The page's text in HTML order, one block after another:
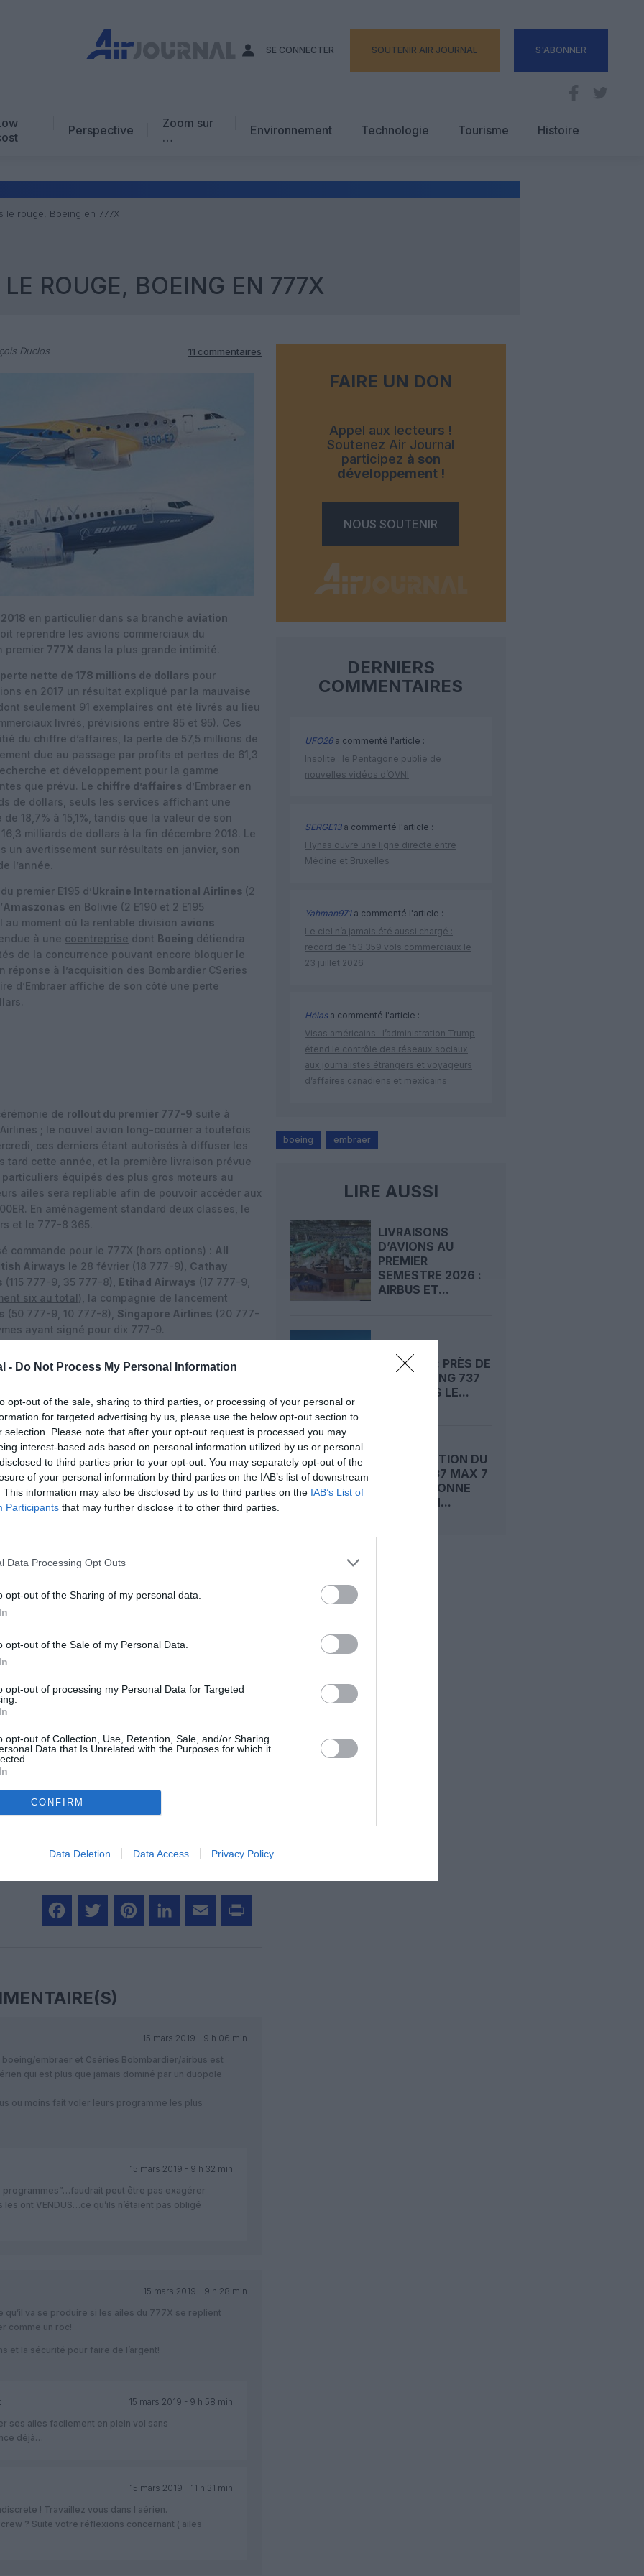
- Do Not Process My Personal Information
opt-out of the sale, sharing to third parties, or processing of your personal or
for targeted advertising by us, please use the below opt-out section to
selection. Please note that after your opt-out request is processed you may
interest-based ads based on personal information utilized by us or personal
to third parties prior to your opt-out. You may separately opt-out of the
of your personal information by third parties on the IAB’s list of downstream
This information may also be disclosed by us to third parties on the IAB’s List of
Participants that may further disclose it to other third parties.
Data Processing Opt Outs
opt-out of the Sharing of my personal data.
opt-out of the Sale of my Personal Data.
opt-out of processing my Personal Data for Targeted
opt-out of Collection, Use, Retention, Sale, and/or Sharing
Data that Is Unrelated with the Purposes for which it
CONFIRM
Data Deletion Data Access Privacy Policy
SE CONNECTER SOUTENIR AIR JOURNAL S'ABONNER
Perspective
Zoom sur
…
Environnement Technologie
Tourisme
Hôtellerie
Histoire
le rouge, Boeing en 777X
ROUGE, BOEING EN 777X
Duclos 11 commentaires
en particulier dans sa branche aviation
reprendre les avions commerciaux du
premier 777X dans la plus grande intimité.
perte nette de 178 millions de dollars pour
en 2017 un résultat expliqué par la mauvaise
dont seulement 91 exemplaires ont été livrés au lieu
livrés, prévisions entre 85 et 95). Ces
du chiffre d’affaires, la perte de 57,5 millions de
due au passage par profits et pertes de 61,3
et développement pour la gamme
que prévu. Le chiffre d’affaires d’Embraer en
de dollars, seuls les services affichant une
18,7% à 15,1%, tandis que la valeur de son
milliards de dollars à la fin décembre 2018. Le
un avertissement sur résultats en janvier, son
l’année.
premier E195 d’Ukraine International Airlines (2
Amaszonas en Bolivie (2 E190 et 2 E195
au moment où la rentable division avions
à une coentreprise dont Boeing détiendra
de la concurrence pouvant encore bloquer le
réponse à l’acquisition des Bombardier CSeries
d’Embraer affiche de son côté une perte
de rollout du premier 777-9 suite à
Airlines ; le nouvel avion long-courrier a toutefois
ces derniers étant autorisés à diffuser les
tard cette année, et la première livraison prévue
équipés des plus gros moteurs au
ailes sera repliable afin de pouvoir accéder aux
En aménagement standard deux classes, le
et le 777-8 365.
commande pour le 777X (hors options) : All
Airways le 28 février (18 777-9), Cathay
(115 777-9, 35 777-8), Etihad Airways (17 777-9,
six au total), la compagnie de lancement
(50 777-9, 10 777-8), Singapore Airlines (20 777-
ayant signé pour dix 777-9.
9X
apprécié l’article ?
nous, faites un don !
SOUTENIR
15 mars 2019 - 9 h 06 min
embraer et Cséries Bobmbardier/airbus est
qui est plus que jamais dominé par un duopole
ou moins fait voler leurs programme les plus
15 mars 2019 - 9 h 32 min
programmes”…faudrait peut être pas exagérer
ont VENDUS…ce qu’ils n’étaient pas obligé
15 mars 2019 - 9 h 28 min
qu’il va se produire si les ailes du 777X se replient
comme un roc!
et la sécurité pour faire de l’argent!
15 mars 2019 - 9 h 58 min
ses ailes facilement en plein vol sans
déjà…
15 mars 2019 - 11 h 31 min
! Travaillez vous dans l aérien.
? Suite votre réflexions concernant ( ailes
FAIRE UN DON
Appel aux lecteurs !
Soutenez Air Journal
participez à son
développement !
NOUS SOUTENIR
DERNIERS
COMMENTAIRES
UFO26a commenté l'article :
Insolite : le Pentagone publie de
nouvelles vidéos d’OVNI
SERGE13a commenté l'article :
Flynas ouvre une ligne directe entre
Médine et Bruxelles
Yahman971a commenté l'article :
Le ciel n’a jamais été aussi chargé :
record de 153 359 vols commerciaux le
23 juillet 2026
Hélasa commenté l'article :
Visas américains : l’administration Trump
étend le contrôle des réseaux sociaux
aux journalistes étrangers et voyageurs
d’affaires canadiens et mexicains
boeing embraer
LIRE AUSSI
LIVRAISONS
D’AVIONS AU
PREMIER
SEMESTRE 2026 :
AIRBUS ET...
RISQUE DE
FISSURES : PRÈS DE
1 500 BOEING 737
MAX DANS LE...
CERTIFICATION DU
BOEING 737 MAX 7
: LA FAA DONNE
ENFIN SON...